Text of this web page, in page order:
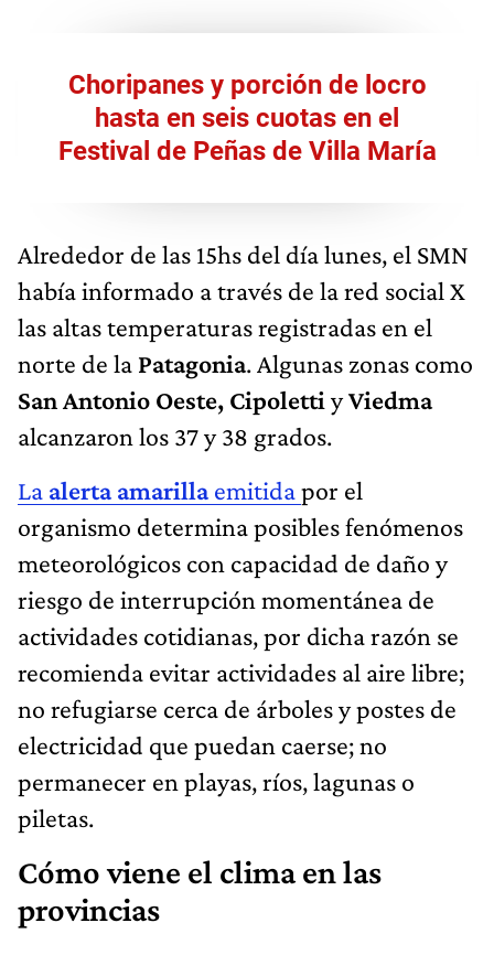
Choripanes y porción de locro
hasta en seis cuotas en el
Festival de Peñas de Villa María
Alrededor de las 15hs del día lunes, el SMN
había informado a través de la red social X
las altas temperaturas registradas en el
norte de la Patagonia. Algunas zonas como
San Antonio Oeste, Cipoletti yViedma
alcanzaron los 37 y 38 grados.
La alerta amarillaemitidapor el
organismo determina posibles fenómenos
meteorológicos con capacidad de daño y
riesgo de interrupción momentánea de
actividades cotidianas, por dicha razón se
recomienda evitar actividades al aire libre;
no refugiarse cerca de árboles y postes de
electricidad que puedan caerse; no
permanecer en playas, ríos, lagunas o
piletas.
Cómo viene el clima en las
provincias